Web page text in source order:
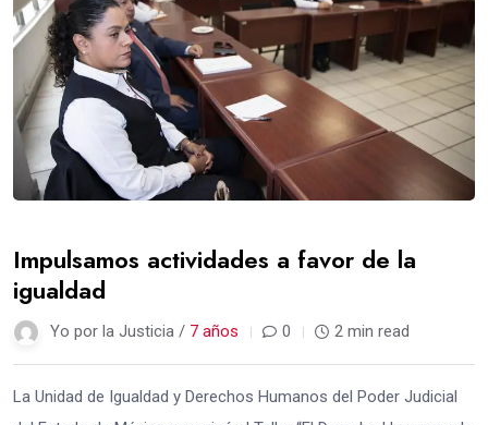
Impulsamos actividades a favor de la
igualdad
Yo por la Justicia / 7 años 0 2 min read
La Unidad de Igualdad y Derechos Humanos del Poder Judicial